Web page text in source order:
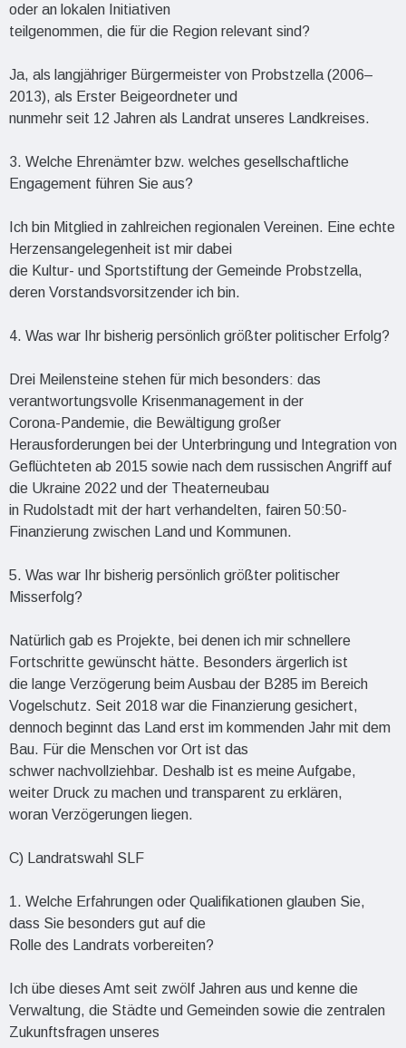
oder an lokalen Initiativen
teilgenommen, die für die Region relevant sind?
Ja, als langjähriger Bürgermeister von Probstzella (2006–
2013), als Erster Beigeordneter und
nunmehr seit 12 Jahren als Landrat unseres Landkreises.
3. Welche Ehrenämter bzw. welches gesellschaftliche
Engagement führen Sie aus?
Ich bin Mitglied in zahlreichen regionalen Vereinen. Eine echte
Herzensangelegenheit ist mir dabei
die Kultur- und Sportstiftung der Gemeinde Probstzella,
deren Vorstandsvorsitzender ich bin.
4. Was war Ihr bisherig persönlich größter politischer Erfolg?
Drei Meilensteine stehen für mich besonders: das
verantwortungsvolle Krisenmanagement in der
Corona-Pandemie, die Bewältigung großer
Herausforderungen bei der Unterbringung und Integration von
Geflüchteten ab 2015 sowie nach dem russischen Angriff auf
die Ukraine 2022 und der Theaterneubau
in Rudolstadt mit der hart verhandelten, fairen 50:50-
Finanzierung zwischen Land und Kommunen.
5. Was war Ihr bisherig persönlich größter politischer
Misserfolg?
Natürlich gab es Projekte, bei denen ich mir schnellere
Fortschritte gewünscht hätte. Besonders ärgerlich ist
die lange Verzögerung beim Ausbau der B285 im Bereich
Vogelschutz. Seit 2018 war die Finanzierung gesichert,
dennoch beginnt das Land erst im kommenden Jahr mit dem
Bau. Für die Menschen vor Ort ist das
schwer nachvollziehbar. Deshalb ist es meine Aufgabe,
weiter Druck zu machen und transparent zu erklären,
woran Verzögerungen liegen.
C) Landratswahl SLF
1. Welche Erfahrungen oder Qualifikationen glauben Sie,
dass Sie besonders gut auf die
Rolle des Landrats vorbereiten?
Ich übe dieses Amt seit zwölf Jahren aus und kenne die
Verwaltung, die Städte und Gemeinden sowie die zentralen
Zukunftsfragen unseres